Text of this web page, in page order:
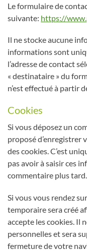
Le formulaire de
suivante: https://
Il ne stocke aucune
informations sont
l’adresse de contact
« destinataire » du
n’est effectué à partir
Cookies
Si vous déposez un
proposé d’enregistrer
des cookies. C’est
pas avoir à saisir ces
commentaire plus
Si vous vous rendez
temporaire sera créé
accepte les cookies. Il
personnelles et sera
fermeture de votre